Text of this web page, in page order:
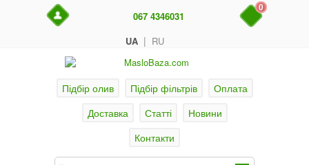
UA | RU
067 4346031
0
Підбір олив Підбір фільтрів
Оплата
Доставка
Статті
Новини
Контакти